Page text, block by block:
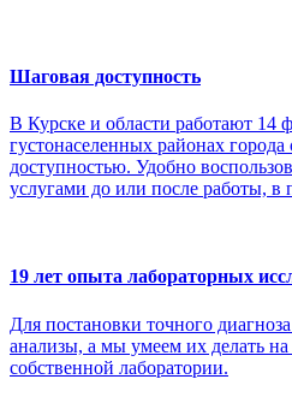
Шаговая доступность
В Курске и области работают
густонаселенных районах
доступностью. Удобно
услугами до или после работы, в
19 лет опыта лабораторных
Для постановки точного
анализы, а мы умеем их делать
собственной лаборатории.